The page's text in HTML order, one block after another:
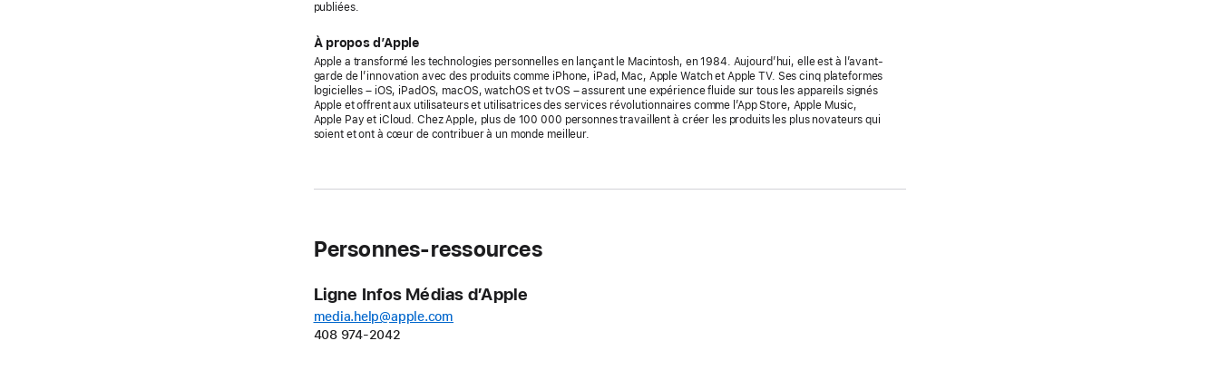
publiées.
À propos d’Apple
Apple a transformé les technologies personnelles en lançant le Macintosh, en 1984. Aujourd’hui, elle est à l’avant-
garde de l’innovation avec des produits comme iPhone, iPad, Mac, Apple Watch et Apple TV. Ses cinq plateformes
logicielles – iOS, iPadOS, macOS, watchOS et tvOS – assurent une expérience fluide sur tous les appareils signés
Apple et offrent aux utilisateurs et utilisatrices des services révolutionnaires comme l’App Store, Apple Music,
Apple Pay et iCloud. Chez Apple, plus de 100 000 personnes travaillent à créer les produits les plus novateurs qui
soient et ont à cœur de contribuer à un monde meilleur.
Personnes-ressources
Ligne Infos Médias d’Apple
media.help@apple.com
408 974-2042